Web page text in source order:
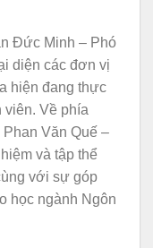
Đức Minh – Phó
diện các đơn vị
hiện đang thực
viên. Về phía
Văn Quế –
và tập thể
với sự góp
học ngành Ngôn